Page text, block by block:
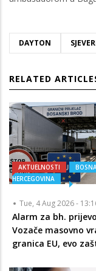
DAYTON
RELATED
AKTUELNOSTI
HERCEGOVINA
Tue, 4 Aug 2026 -
Alarm za bh.
Vozače masovno
granica EU, evo